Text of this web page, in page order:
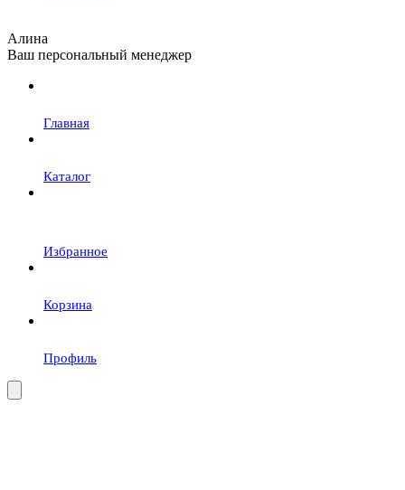
Алина
Ваш персональный менеджер
Главная
Каталог
Избранное
Корзина
Профиль